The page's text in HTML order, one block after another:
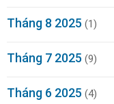
Tháng 8 2025 (1)
Tháng 7 2025 (9)
Tháng 6 2025 (4)